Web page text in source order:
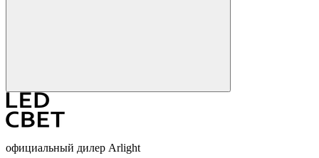
официальный дилер Arlight